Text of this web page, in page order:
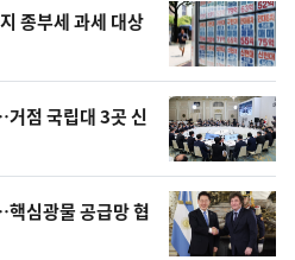
종부세 과세 대상
점 국립대 3곳 신
심광물 공급망 협